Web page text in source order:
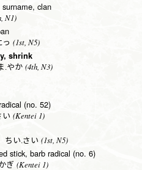
clan
N1)
(1st, N5)
shrink
.やか (4th, N3)
(no. 52)
(Kentei 1)
い.さい (1st, N5)
stick, barb radical (no. 6)
ぎ (Kentei 1)